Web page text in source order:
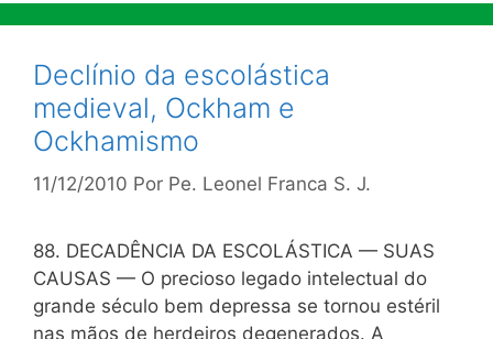
Declínio da escolástica
medieval, Ockham e
Ockhamismo
11/12/2010 Por Pe. Leonel Franca S. J.
88. DECADÊNCIA DA ESCOLÁSTICA — SUAS
CAUSAS — O precioso legado intelectual do
grande século bem depressa se tornou estéril
nas mãos de herdeiros degenerados. A